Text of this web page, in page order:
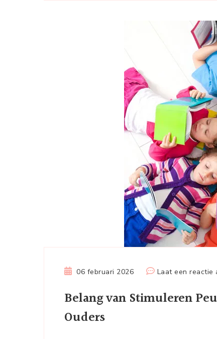
06 februari 2026 Laat een reactie
Belang van Stimuleren
Ouders